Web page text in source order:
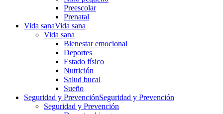
Preescolar
Prenatal
Vida sanaVida sana
Vida sana
Bienestar emocional
Deportes
Estado físico
Nutrición
Salud bucal
Sueño
Seguridad y PrevenciónSeguridad y Prevención
Seguridad y Prevención